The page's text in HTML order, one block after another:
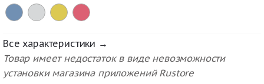
Все характеристики →
Товар имеет недостаток в виде невозможности
установки магазина приложений Rustore